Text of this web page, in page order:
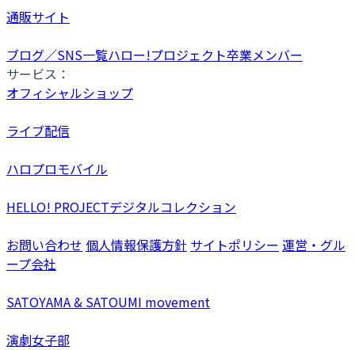
通販サイト
ブログ／SNS一覧ハロー!プロジェクト卒業メンバー
サービス：
オフィシャルショップ
ライブ配信
ハロプロモバイル
HELLO! PROJECTデジタルコレクション
お問い合わせ 個人情報保護方針 サイトポリシー 運営・グル
ープ会社
SATOYAMA & SATOUMI movement
演劇女子部